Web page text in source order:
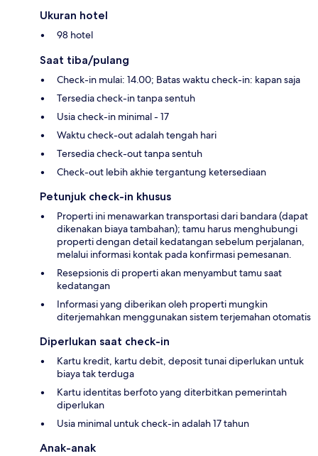
Ukuran hotel
98 hotel
Saat tiba/pulang
Check-in mulai: 14.00; Batas waktu check-in: kapan saja
Tersedia check-in tanpa sentuh
Usia check-in minimal - 17
Waktu check-out adalah tengah hari
Tersedia check-out tanpa sentuh
Check-out lebih akhie tergantung ketersediaan
Petunjuk check-in khusus
Properti ini menawarkan transportasi dari bandara (dapat
dikenakan biaya tambahan); tamu harus menghubungi
properti dengan detail kedatangan sebelum perjalanan,
melalui informasi kontak pada konfirmasi pemesanan.
Resepsionis di properti akan menyambut tamu saat
kedatangan
Informasi yang diberikan oleh properti mungkin
diterjemahkan menggunakan sistem terjemahan otomatis
Diperlukan saat check-in
Kartu kredit, kartu debit, deposit tunai diperlukan untuk
biaya tak terduga
Kartu identitas berfoto yang diterbitkan pemerintah
diperlukan
Usia minimal untuk check-in adalah 17 tahun
Anak-anak